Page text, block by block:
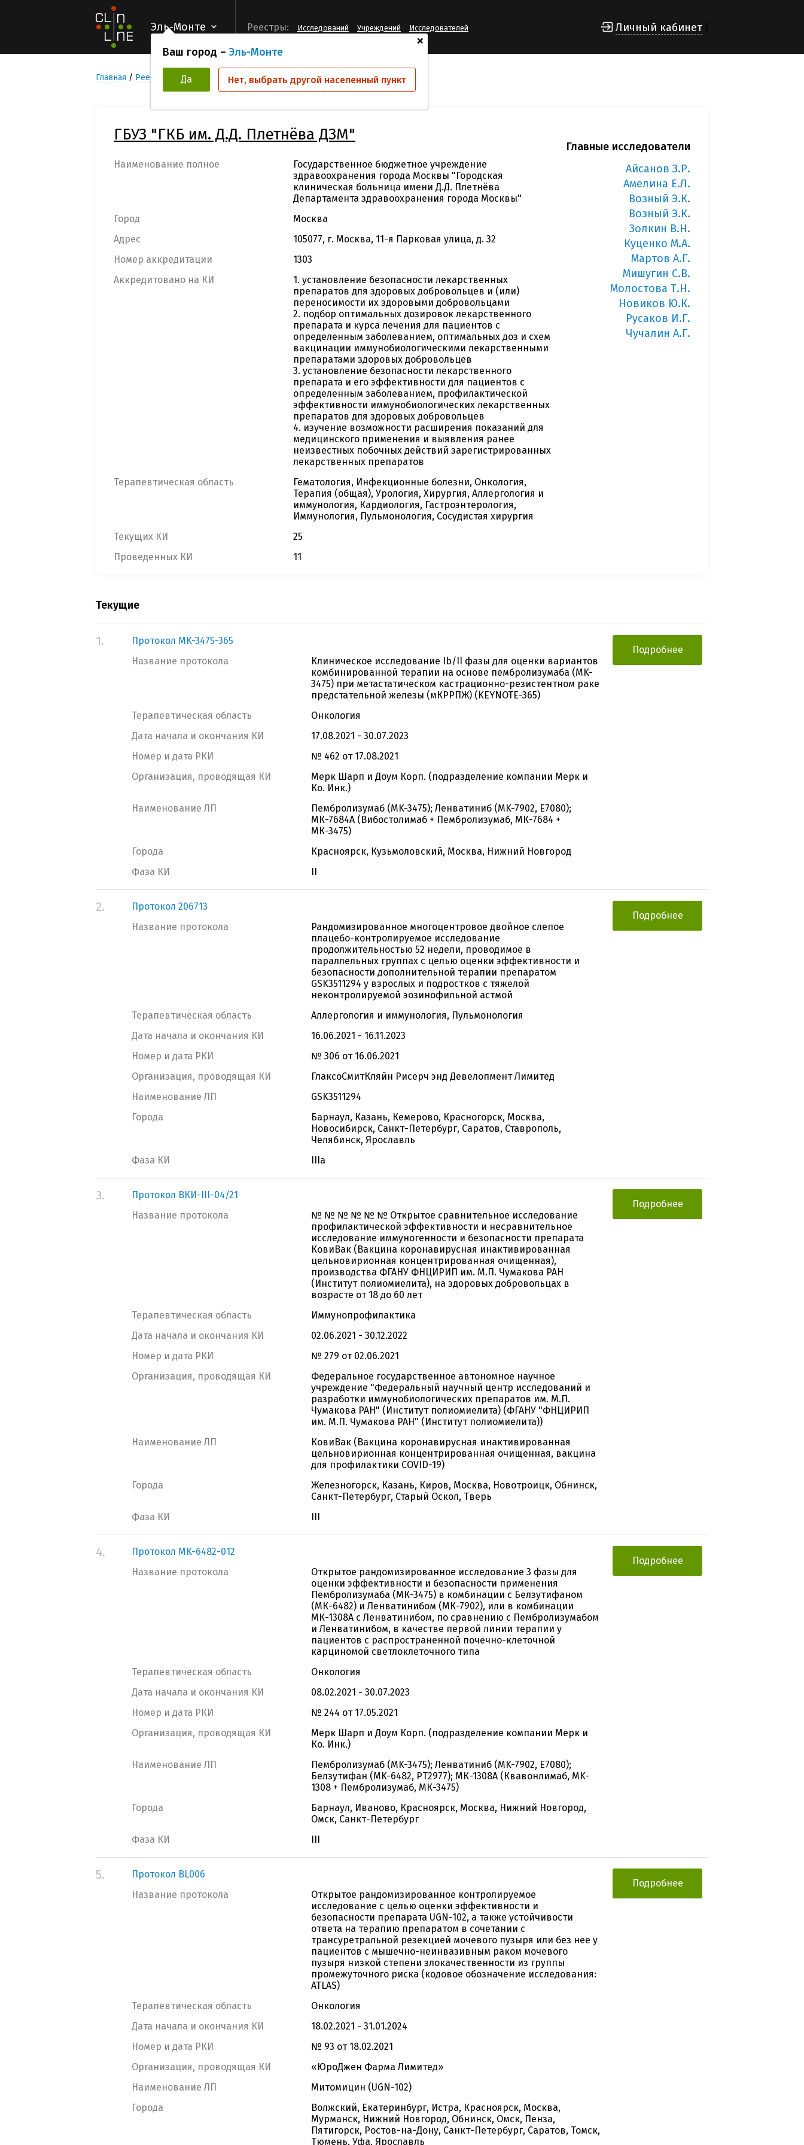
Эль-Монте
+
Ваш город – Эль-Монте
Да Нет, выбрать другой населенный пункт
Реестры: Исследований Учреждений Исследователей Личный кабинет
Главная Реестр Медицинских учреждений ГБУЗ "ГКБ им. Д.Д. Плетнёва ДЗМ"
ГБУЗ "ГКБ им. Д.Д. Плетнёва ДЗМ"
Наименование полное
Государственное бюджетное учреждение
здравоохранения города Москвы "Городская
клиническая больница имени Д.Д. Плетнёва
Департамента здравоохранения города Москвы"
Город
Москва
Адрес
105077, г. Москва, 11-я Парковая улица, д. 32
Номер аккредитации
1303
Аккредитовано на КИ
1. установление безопасности лекарственных
препаратов для здоровых добровольцев и (или)
переносимости их здоровыми добровольцами
2. подбор оптимальных дозировок лекарственного
препарата и курса лечения для пациентов с
определенным заболеванием, оптимальных доз и схем
вакцинации иммунобиологическими лекарственными
препаратами здоровых добровольцев
3. установление безопасности лекарственного
препарата и его эффективности для пациентов с
определенным заболеванием, профилактической
эффективности иммунобиологических лекарственных
препаратов для здоровых добровольцев
4. изучение возможности расширения показаний для
медицинского применения и выявления ранее
неизвестных побочных действий зарегистрированных
лекарственных препаратов
Терапевтическая область
Гематология, Инфекционные болезни, Онкология,
Терапия (общая), Урология, Хирургия, Аллергология и
иммунология, Кардиология, Гастроэнтерология,
Иммунология, Пульмонология, Сосудистая хирургия
Текущих КИ
25
Проведенных КИ
11
Главные исследователи
Айсанов З.Р.
Амелина Е.Л.
Возный Э.К.
Возный Э.К.
Золкин В.Н.
Куценко М.А.
Мартов А.Г.
Мишугин С.В.
Молостова Т.Н.
Новиков Ю.К.
Русаков И.Г.
Чучалин А.Г.
Текущие
1.
Протокол MK-3475-365
Название протокола
Клиническое исследование Ib/II фазы для оценки вариантов
комбинированной терапии на основе пембролизумаба (MK-
3475) при метастатическом кастрационно-резистентном раке
предстательной железы (мКРРПЖ) (KEYNOTE-365)
Терапевтическая область
Онкология
Дата начала и окончания КИ
17.08.2021 - 30.07.2023
Номер и дата РКИ
№ 462 от 17.08.2021
Организация, проводящая КИ
Мерк Шарп и Доум Корп. (подразделение компании Мерк и
Ко. Инк.)
Наименование ЛП
Пембролизумаб (MK-3475); Ленватиниб (MK-7902, E7080);
МК-7684А (Вибостолимаб + Пембролизумаб, МК-7684 +
МК-3475)
Города
Красноярск, Кузьмоловский, Москва, Нижний Новгород
Фаза КИ
II
Подробнее
2.
Протокол 206713
Название протокола
Рандомизированное многоцентровое двойное слепое
плацебо-контролируемое исследование
продолжительностью 52 недели, проводимое в
параллельных группах с целью оценки эффективности и
безопасности дополнительной терапии препаратом
GSK3511294 у взрослых и подростков с тяжелой
неконтролируемой эозинофильной астмой
Терапевтическая область
Аллергология и иммунология, Пульмонология
Дата начала и окончания КИ
16.06.2021 - 16.11.2023
Номер и дата РКИ
№ 306 от 16.06.2021
Организация, проводящая КИ
ГлаксоСмитКляйн Рисерч энд Девелопмент Лимитед
Наименование ЛП
GSK3511294
Города
Барнаул, Казань, Кемерово, Красногорск, Москва,
Новосибирск, Санкт-Петербург, Саратов, Ставрополь,
Челябинск, Ярославль
Фаза КИ
IIIa
Подробнее
3.
Протокол ВКИ-III-04/21
Название протокола
№ № № № № № Открытое сравнительное исследование
профилактической эффективности и несравнительное
исследование иммуногенности и безопасности препарата
КовиВак (Вакцина коронавирусная инактивированная
цельновирионная концентрированная очищенная),
производства ФГАНУ ФНЦИРИП им. М.П. Чумакова РАН
(Институт полиомиелита), на здоровых добровольцах в
возрасте от 18 до 60 лет
Терапевтическая область
Иммунопрофилактика
Дата начала и окончания КИ
02.06.2021 - 30.12.2022
Номер и дата РКИ
№ 279 от 02.06.2021
Организация, проводящая КИ
Федеральное государственное автономное научное
учреждение "Федеральный научный центр исследований и
разработки иммунобиологических препаратов им. М.П.
Чумакова РАН" (Институт полиомиелита) (ФГАНУ "ФНЦИРИП
им. М.П. Чумакова РАН" (Институт полиомиелита))
Наименование ЛП
КовиВак (Вакцина коронавирусная инактивированная
цельновирионная концентрированная очищенная, вакцина
для профилактики COVID-19)
Города
Железногорск, Казань, Киров, Москва, Новотроицк, Обнинск,
Санкт-Петербург, Старый Оскол, Тверь
Фаза КИ
III
Подробнее
4.
Протокол MK-6482-012
Название протокола
Открытое рандомизированное исследование 3 фазы для
оценки эффективности и безопасности применения
Пембролизумаба (МК-3475) в комбинации с Белзутифаном
(МК-6482) и Ленватинибом (МК-7902), или в комбинации
МК-1308А с Ленватинибом, по сравнению с Пембролизумабом
и Ленватинибом, в качестве первой линии терапии у
пациентов c распространенной почечно-клеточной
карциномой светлоклеточного типа
Терапевтическая область
Онкология
Дата начала и окончания КИ
08.02.2021 - 30.07.2023
Номер и дата РКИ
№ 244 от 17.05.2021
Организация, проводящая КИ
Мерк Шарп и Доум Корп. (подразделение компании Мерк и
Ко. Инк.)
Наименование ЛП
Пембролизумаб (MK-3475); Ленватиниб (MK-7902, E7080);
Белзутифан (MK-6482, PT2977); МК-1308А (Квавонлимаб, MK-
1308 + Пембролизумаб, МК-3475)
Города
Барнаул, Иваново, Красноярск, Москва, Нижний Новгород,
Омск, Санкт-Петербург
Фаза КИ
III
Подробнее
5.
Протокол BL006
Название протокола
Открытое рандомизированное контролируемое
исследование с целью оценки эффективности и
безопасности препарата UGN-102, а также устойчивости
ответа на терапию препаратом в сочетании с
трансуретральной резекцией мочевого пузыря или без нее у
пациентов с мышечно-неинвазивным раком мочевого
пузыря низкой степени злокачественности из группы
промежуточного риска (кодовое обозначение исследования:
ATLAS)
Терапевтическая область
Онкология
Дата начала и окончания КИ
18.02.2021 - 31.01.2024
Номер и дата РКИ
№ 93 от 18.02.2021
Организация, проводящая КИ
«ЮроДжен Фарма Лимитед»
Наименование ЛП
Митомицин (UGN-102)
Города
Волжский, Екатеринбург, Истра, Красноярск, Москва,
Мурманск, Нижний Новгород, Обнинск, Омск, Пенза,
Пятигорск, Ростов-на-Дону, Санкт-Петербург, Саратов, Томск,
Тюмень, Уфа, Ярославль
Подробнее